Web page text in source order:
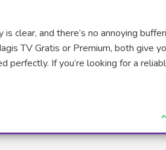
clear, and there’s no annoying
TV Gratis or Premium, both give
perfectly. If you’re looking for a